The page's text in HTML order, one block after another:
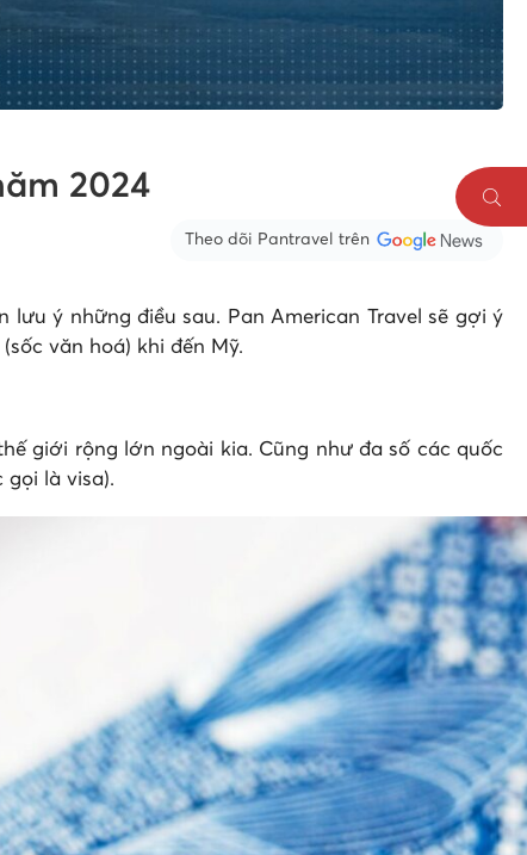
2024
Theo dõi Pantravel trên
ý những điều sau. Pan American Travel sẽ gợi ý
văn hoá) khi đến Mỹ.
giới rộng lớn ngoài kia. Cũng như đa số các quốc
là visa).